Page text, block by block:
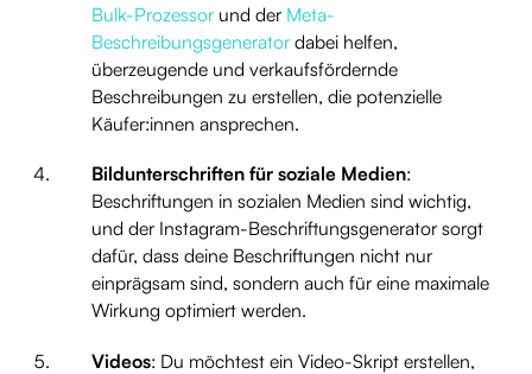
Bulk-Prozessor und der Meta-
Beschreibungsgenerator dabei helfen,
überzeugende und verkaufsfördernde
Beschreibungen zu erstellen, die potenzielle
Käufer:innen ansprechen.
Bildunterschriften für soziale Medien:
Beschriftungen in sozialen Medien sind wichtig,
und der Instagram-Beschriftungsgenerator sorgt
dafür, dass deine Beschriftungen nicht nur
einprägsam sind, sondern auch für eine maximale
Wirkung optimiert werden.
Videos: Du möchtest ein Video-Skript erstellen,